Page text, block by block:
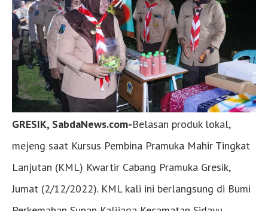
GRESIK, SabdaNews.com-Belasan produk lokal,
mejeng saat Kursus Pembina Pramuka Mahir Tingkat
Lanjutan (KML) Kwartir Cabang Pramuka Gresik,
Jumat (2/12/2022). KML kali ini berlangsung di Bumi